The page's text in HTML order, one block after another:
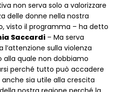
non serva solo a valorizzare
delle donne nella nostra
visto il programma – ha detto
Saccardi – Ma serva
sulla violenza
alla quale non dobbiamo
perché tutto può accadere
sia utile alla crescita